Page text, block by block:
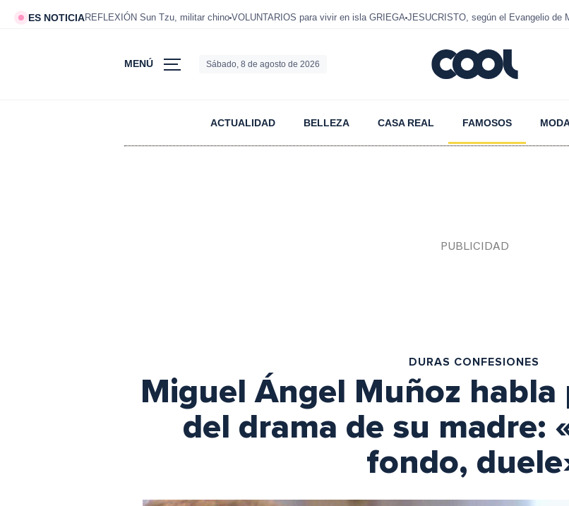
ES NOTICIAREFLEXIÓN Sun Tzu, militar chino VOLUNTARIOS para vivir en isla GRIEGA JESUCRISTO, según el Evangelio de
MENÚ Sábado, 8 de agosto de 2026
ACTUALIDAD BELLEZA CASA REAL FAMOSOS
DURAS CONFESIONES
Miguel Ángel Muñoz habla
del drama de su madre:
fondo,